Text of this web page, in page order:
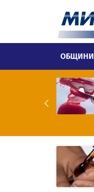
ОБЩИНИ
и полово